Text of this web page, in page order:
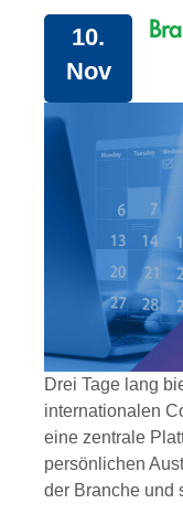
10.
Nov
Drei Tage lang
internationalen
eine zentrale
persönlichen
der Branche und